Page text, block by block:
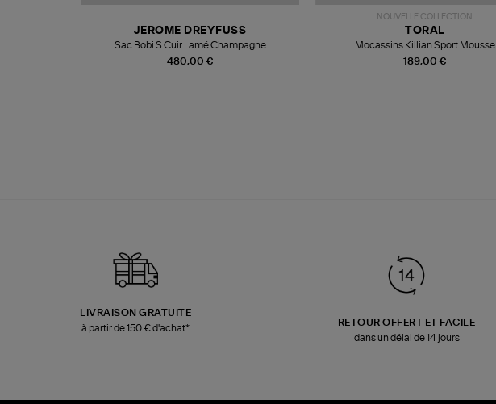
480,00 €
JEROME DREYFUSS
Sac Bobi S Cuir Lamé Champagne
NOUVELLE COLLECTION
189,00 €
TORAL
Mocassins Killian Sport Mousse
LIVRAISON GRATUITE
à partir de 150 € d'achat*
RETOUR OFFERT ET FACILE
dans un délai de 14 jours